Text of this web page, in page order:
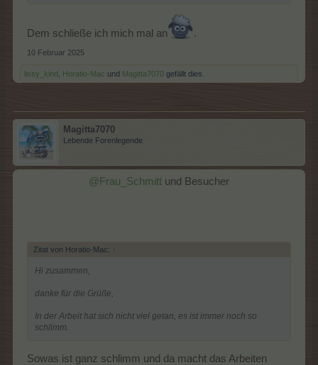
Dem schließe ich mich mal an .
10 Februar 2025
lissy_kind Horatio-Mac und Magitta7070 gefällt dies.
Magitta7070
Lebende Forenlegende
@Frau_Schmitt und Besucher
Zitat von Horatio-Mac: ↑
Hi zusammen,
danke für die Grüße,
In der Arbeit hat sich nicht viel getan, es ist immer noch so
schlimm.
Sowas ist ganz schlimm und da macht das Arbeiten